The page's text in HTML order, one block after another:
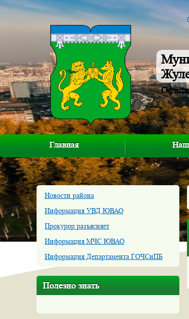
Главная Наш
Новости района
Информация УВД ЮВАО
Прокурор разъясняет
Информация МЧС ЮВАО
Информация Департамента ГОЧСиПБ
Полезно знать